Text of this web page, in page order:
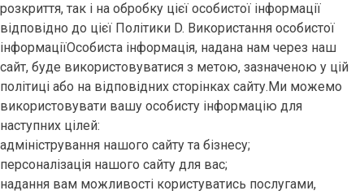
розкриття, так і на обробку цієї особистої інформації
відповідно до цієї Політики D. Використання особистої
інформаціїОсобиста інформація, надана нам через наш
сайт, буде використовуватися з метою, зазначеною у цій
політиці або на відповідних сторінках сайту.Ми можемо
використовувати вашу особисту інформацію для
наступних цілей:
адміністрування нашого сайту та бізнесу;
персоналізація нашого сайту для вас;
надання вам можливості користуватись послугами,